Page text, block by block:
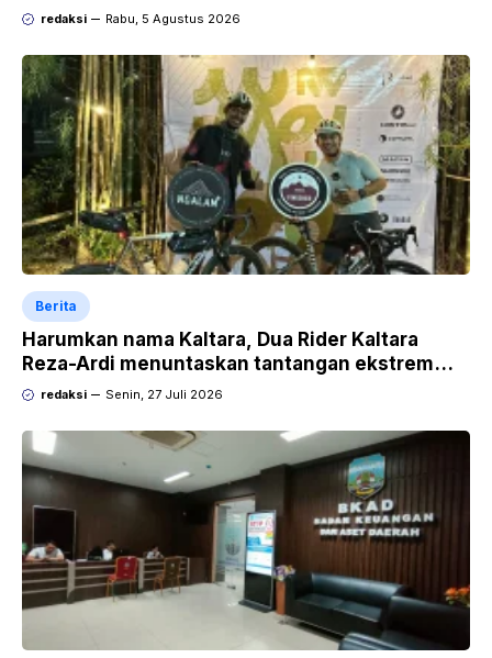
redaksi Rabu, 5 Agustus 2026
Berita
Harumkan nama Kaltara, Dua Rider Kaltara
Reza-Ardi menuntaskan tantangan ekstrem
Audax Malang 300 KM
redaksi Senin, 27 Juli 2026